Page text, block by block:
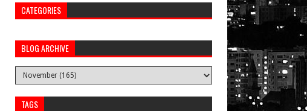
CATEGORIES
BLOG ARCHIVE
TAGS